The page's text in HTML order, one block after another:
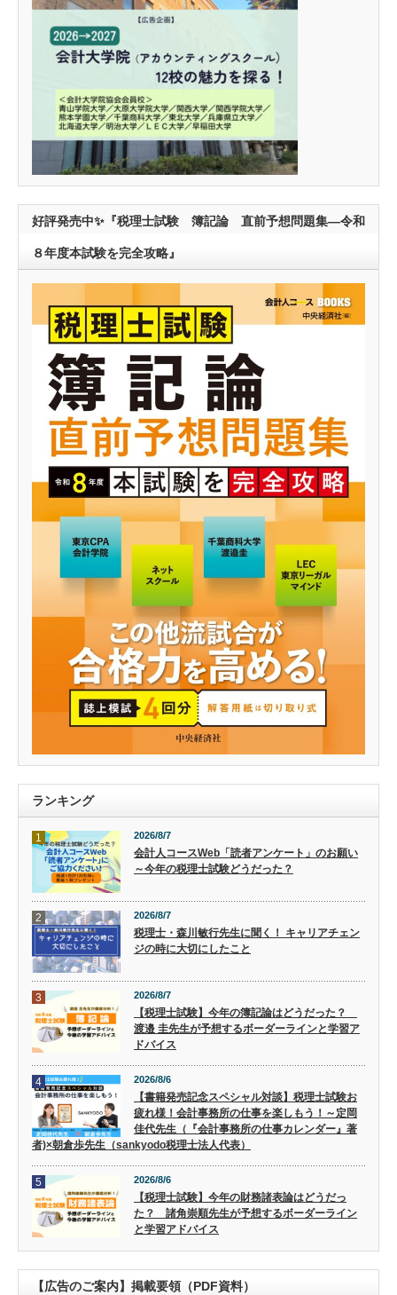
好評発売中✨『税理士試験 簿記論 直前予想問題集―令和
８年度本試験を完全攻略』
ランキング
1 2026/8/7
会計人コースWeb「読者アンケート」のお願い
～今年の税理士試験どうだった？
2 2026/8/7
税理士・森川敏行先生に聞く！ キャリアチェン
ジの時に大切にしたこと
3 2026/8/7
【税理士試験】今年の簿記論はどうだった？
渡邉 圭先生が予想するボーダーラインと学習ア
ドバイス
4 2026/8/6
【書籍発売記念スペシャル対談】税理士試験お
疲れ様！会計事務所の仕事を楽しもう！～定岡
佳代先生（『会計事務所の仕事カレンダー』著
者)×朝倉歩先生（sankyodo税理士法人代表）
5 2026/8/6
【税理士試験】今年の財務諸表論はどうだっ
た？ 諸角崇順先生が予想するボーダーライン
と学習アドバイス
【広告のご案内】掲載要領（PDF資料）